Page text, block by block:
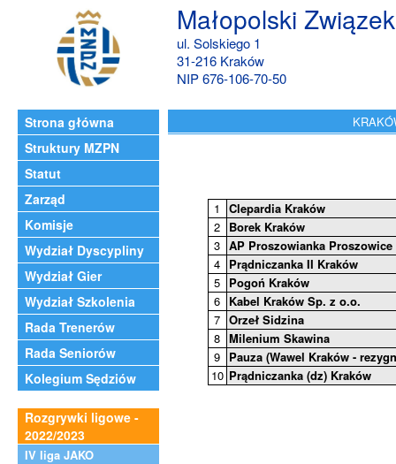
Małopolski
ul. Solskiego 1
31-216 Kraków
NIP 676-106-70-50
Strona główna
Struktury MZPN
Statut
Zarząd
Komisje
Wydział Dyscypliny
Wydział Gier
Wydział Szkolenia
Rada Trenerów
Rada Seniorów
Kolegium Sędziów
Rozgrywki ligowe -
2022/2023
IV liga JAKO
1
Clepardia Kraków
2 Borek Kraków
3 AP Proszowianka Proszowice
4 Prądniczanka II Kraków
5 Pogoń Kraków
6 Kabel Kraków Sp. z o.o.
7 Orzeł Sidzina
8 Milenium Skawina
9 Pauza (Wawel Kraków -
10 Prądniczanka (dz) Kraków